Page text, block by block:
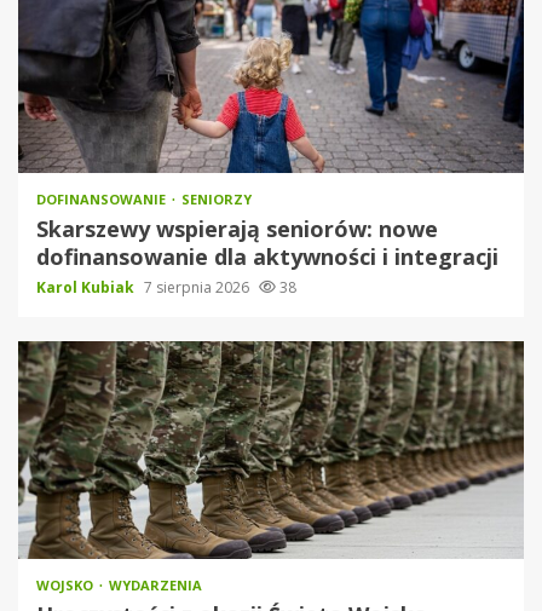
DOFINANSOWANIE SENIORZY
Skarszewy wspierają seniorów: nowe
dofinansowanie dla aktywności i integracji
Karol Kubiak 7 sierpnia 2026 38
WOJSKO WYDARZENIA